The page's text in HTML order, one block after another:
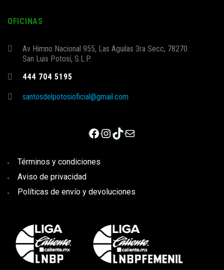
OFICINAS
Av Himno Nacional 955, Las Aguilas 3ra Secc, 78270
San Luis Potosí, S.L.P.
444 704 5195
santosdelpotosioficial@gmail.com
Facebook
Instagram
TikTok
Correo electrónico
Términos y condiciones
Aviso de privacidad
Políticas de envío y devoluciones